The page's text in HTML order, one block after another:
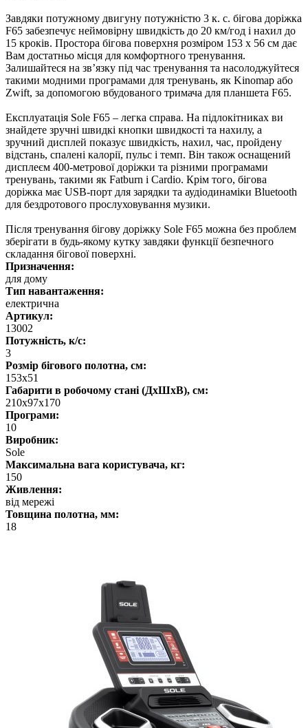
Завдяки потужному двигуну потужністю 3 к. с. бігова доріжка
F65 забезпечує неймовірну швидкість до 20 км/год і нахил до
15 кроків. Простора бігова поверхня розміром 153 x 56 см дає
Вам достатньо місця для комфортного тренування.
Залишайтеся на зв’язку під час тренування та насолоджуйтеся
такими модними програмами для тренувань, як Kinomap або
Zwift, за допомогою вбудованого тримача для планшета F65.
Експлуатація Sole F65 – легка справа. На підлокітниках ви
знайдете зручні швидкі кнопки швидкості та нахилу, а
зручний дисплей показує швидкість, нахил, час, пройдену
відстань, спалені калорії, пульс і темп. Він також оснащений
дисплеєм 400-метрової доріжки та різними програмами
тренувань, такими як Fatburn і Cardio. Крім того, бігова
доріжка має USB-порт для зарядки та аудіодинаміки Bluetooth
для бездротового прослуховування музики.
Після тренування бігову доріжку Sole F65 можна без проблем
зберігати в будь-якому кутку завдяки функції безпечного
складання бігової поверхні.
Призначення:
для дому
Тип навантаження:
електрична
Артикул:
13002
Потужність, к/с:
3
Розмір бігового полотна, см:
153х51
Габарити в робочому стані (ДхШхВ), см:
210х97х170
Програми:
10
Виробник:
Sole
Максимальна вага користувача, кг:
150
Живлення:
від мережі
Товщина полотна, мм:
18